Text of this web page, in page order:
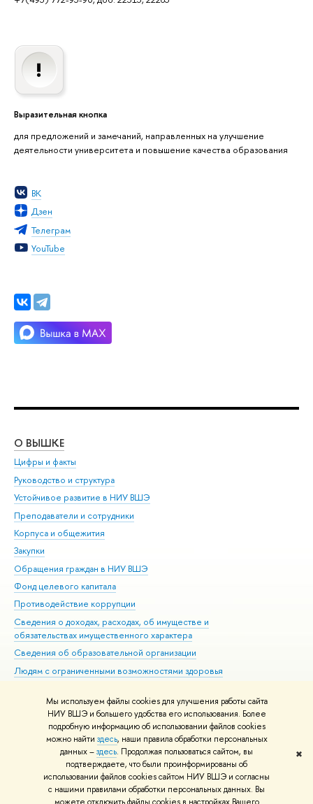
Мы используем файлы cookies для улучшения работы сайта
НИУ ВШЭ и большего удобства его использования. Более
подробную информацию об использовании файлов cookies
можно найти здесь, наши правила обработки персональных
данных –здесь. Продолжая пользоваться сайтом, вы
подтверждаете, что были проинформированы об
использовании файлов cookies сайтом НИУ ВШЭ и согласны
с нашими правилами обработки персональных данных. Вы
✖
Выразительная кнопка
для предложений и замечаний, направленных на улучшение
деятельности университета и повышение качества образования
ВК
Дзен
Телеграм
YouTube
О ВЫШКЕ
Цифры и факты
Руководство и структура
Устойчивое развитие в НИУ ВШЭ
Преподаватели и сотрудники
Корпуса и общежития
Закупки
Обращения граждан в НИУ ВШЭ
Фонд целевого капитала
Противодействие коррупции
Сведения о доходах, расходах, об имуществе и
обязательствах имущественного характера
Сведения об образовательной организации
Людям с ограниченными возможностями здоровья
Работа в Вышке
© НИУ ВШЭ 1993–2026 Адреса и контакты Условия использования
материалов Политика конфиденциальности Карта сайта